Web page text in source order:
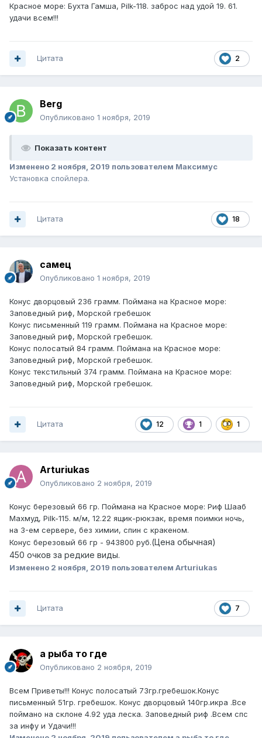
Красное море: Бухта Гамша, Pilk-118. заброс над удой 19. 61.
удачи всем!!!
2
Цитата
Berg
Опубликовано 1 ноября, 2019
Показать контент
Изменено 2 ноября, 2019 пользователем Максимус
Установка спойлера.
18
Цитата
cамец
Опубликовано 1 ноября, 2019
Конус дворцовый 236 грамм. Поймана на Красное море:
Заповедный риф, Морской гребешок
Конус письменный 119 грамм. Поймана на Красное море:
Заповедный риф, Морской гребешок.
Конус полосатый 84 грамм. Поймана на Красное море:
Заповедный риф, Морской гребешок.
Конус текстильный 374 грамм. Поймана на Красное море:
Заповедный риф, Морской гребешок.
12 1 1
Цитата
Arturiukas
Опубликовано 2 ноября, 2019
Конус березовый 66 гр. Поймана на Красное море: Риф Шааб
Махмуд, Pilk-115. м/м, 12.22 ящик-рюкзак, время поимки ночь,
на 3-ем сервере, без химии, спин с кракеном.
Конус березовый 66 гр - 943800 руб.(Цена обычная)
450 очков за редкие виды.
Изменено 2 ноября, 2019 пользователем Arturiukas
7
Цитата
а рыба то где
Опубликовано 2 ноября, 2019
Всем Приветы!!! Конус полосатый 73гр.гребешок.Конус
письменный 51гр. гребешок. Конус дворцовый 140гр.икра .Все
поймано на склоне 4.92 уда леска. Заповедный риф .Всем спс
за инфу и Удачи!!!